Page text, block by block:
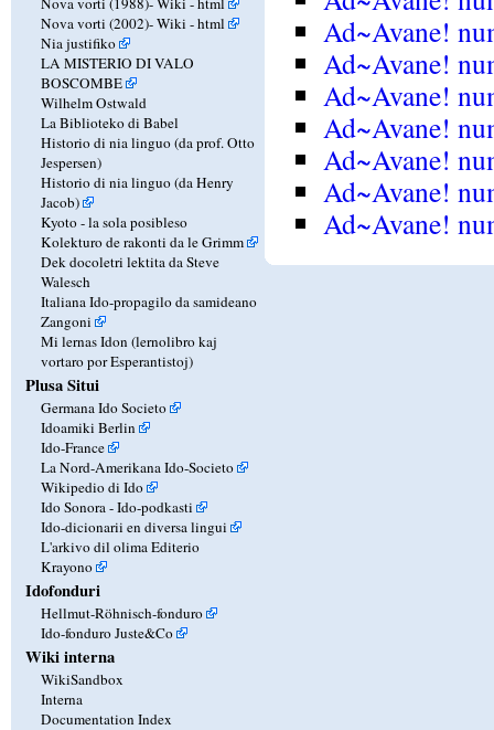
Nova vorti (2002)-Wiki -html
Nia justifiko
LA MISTERIO DI VALO
BOSCOMBE
Wilhelm Ostwald
La Biblioteko di Babel
Historio di nia linguo (da prof. Otto
Jespersen)
Historio di nia linguo (da Henry
Jacob)
Kyoto - la sola posibleso
Kolekturo de rakonti da le Grimm
Dek docoletri lektita da Steve
Walesch
Italiana Ido-propagilo da samideano
Zangoni
Mi lernas Idon (lernolibro kaj
vortaro por Esperantistoj)
Plusa Situi
Germana Ido Societo
Idoamiki Berlin
Ido-France
La Nord-Amerikana Ido-Societo
Wikipedio di Ido
Ido Sonora - Ido-podkasti
Ido-dicionarii en diversa lingui
L'arkivo dil olima Editerio
Krayono
Idofonduri
Hellmut-Röhnisch-fonduro
Ido-fonduro Juste&Co
Wiki interna
WikiSandbox
Interna
Documentation Index
Ad~Avane!
Ad~Avane!
Ad~Avane!
Ad~Avane!
Ad~Avane!
Ad~Avane!
Ad~Avane!